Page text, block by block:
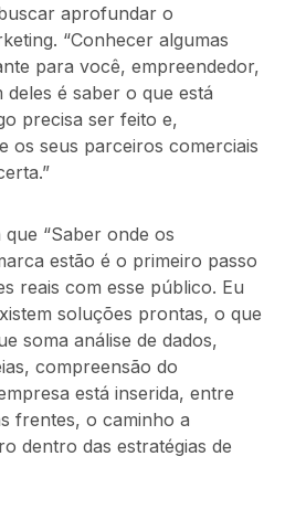
aprofundar o
“Conhecer algumas
para você, empreendedor,
é saber o que está
precisa ser feito e,
os seus parceiros comerciais
“Saber onde os
estão é o primeiro passo
reais com esse público. Eu
soluções prontas, o que
soma análise de dados,
compreensão do
está inserida, entre
frentes, o caminho a
dentro das estratégias de